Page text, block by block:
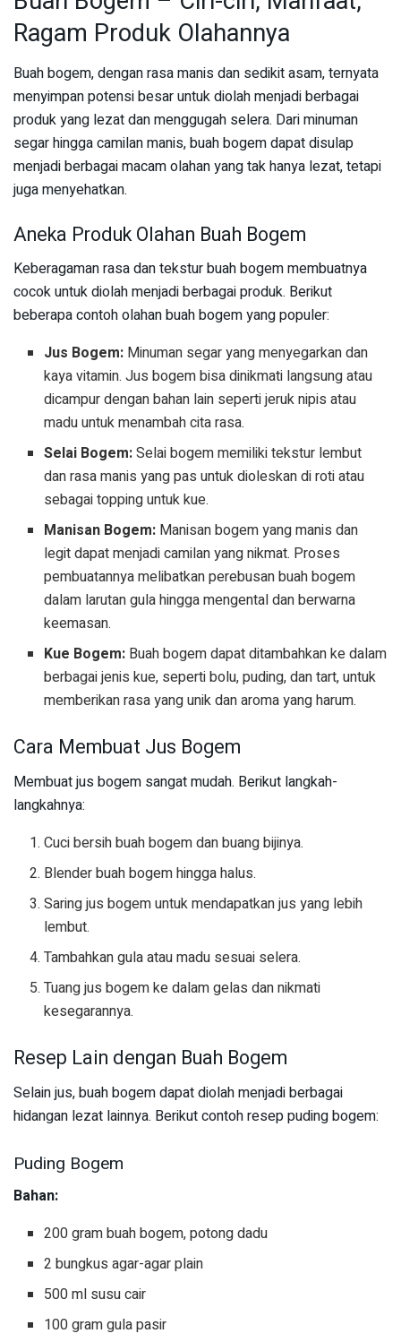
Ragam Produk Olahannya
Buah bogem, dengan rasa manis dan sedikit asam, ternyata
menyimpan potensi besar untuk diolah menjadi berbagai
produk yang lezat dan menggugah selera. Dari minuman
segar hingga camilan manis, buah bogem dapat disulap
menjadi berbagai macam olahan yang tak hanya lezat, tetapi
juga menyehatkan.
Aneka Produk Olahan Buah Bogem
Keberagaman rasa dan tekstur buah bogem membuatnya
cocok untuk diolah menjadi berbagai produk. Berikut
beberapa contoh olahan buah bogem yang populer:
Jus Bogem: Minuman segar yang menyegarkan dan
kaya vitamin. Jus bogem bisa dinikmati langsung atau
dicampur dengan bahan lain seperti jeruk nipis atau
madu untuk menambah cita rasa.
Selai Bogem:Selai bogem memiliki tekstur lembut
dan rasa manis yang pas untuk dioleskan di roti atau
sebagai topping untuk kue.
Manisan Bogem: Manisan bogem yang manis dan
legit dapat menjadi camilan yang nikmat. Proses
pembuatannya melibatkan perebusan buah bogem
dalam larutan gula hingga mengental dan berwarna
keemasan.
Kue Bogem: Buah bogem dapat ditambahkan ke dalam
berbagai jenis kue, seperti bolu, puding, dan tart, untuk
memberikan rasa yang unik dan aroma yang harum.
Cara Membuat Jus Bogem
Membuat jus bogem sangat mudah. Berikut langkah-
langkahnya:
Cuci bersih buah bogem dan buang bijinya.
Blender buah bogem hingga halus.
Saring jus bogem untuk mendapatkan jus yang lebih
lembut.
Tambahkan gula atau madu sesuai selera.
Tuang jus bogem ke dalam gelas dan nikmati
kesegarannya.
Resep Lain dengan Buah Bogem
Selain jus, buah bogem dapat diolah menjadi berbagai
hidangan lezat lainnya. Berikut contoh resep puding bogem:
Puding Bogem
Bahan:
200 gram buah bogem, potong dadu
2 bungkus agar-agar plain
500 ml susu cair
100 gram gula pasir